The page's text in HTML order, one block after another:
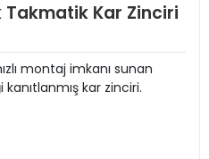
Takmatik Kar Zinciri
montaj imkanı sunan
kar zinciri.